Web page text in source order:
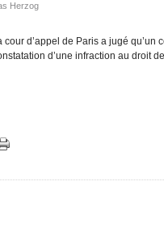
Herzog
d’appel de Paris a jugé qu’un
d’une infraction au droit